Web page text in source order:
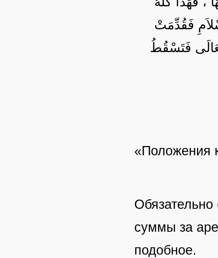
فَقُدِّمَتْ
فَتَسْقُطُ
«Положения
суммы за
подобное.